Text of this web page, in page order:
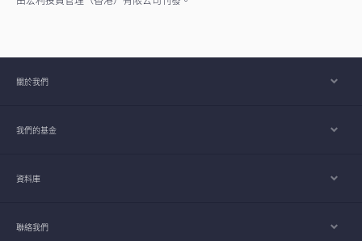
關於我們
我們的基金
資料庫
聯絡我們